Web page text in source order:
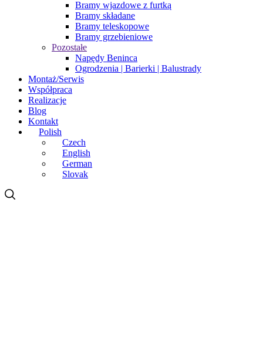
Bramy wjazdowe z furtką
Bramy składane
Bramy teleskopowe
Bramy grzebieniowe
Pozostałe
Napędy Beninca
Ogrodzenia | Barierki | Balustrady
Montaż/Serwis
Współpraca
Realizacje
Blog
Kontakt
Polish
Czech
English
German
Slovak